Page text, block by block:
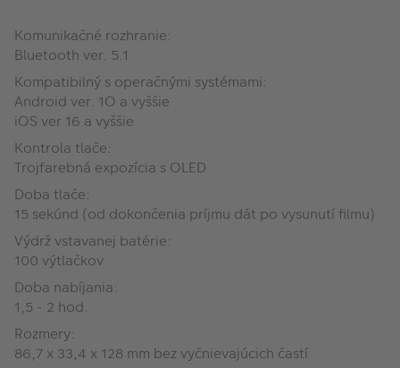
Komunikačné rozhranie:
Bluetooth ver. 5.1
Kompatibilný s operačnými systémami:
Android ver. 1O a vyššie
iOS ver 16 a vyššie
Kontrola tlače:
Trojfarebná expozícia s OLED
Doba tlače:
15 sekúnd (od dokončenia príjmu dát po vysunutí filmu)
Výdrž vstavanej batérie:
100 výtlačkov
Doba nabíjania:
1,5 - 2 hod.
Rozmery:
86,7 x 33,4 x 128 mm bez vyčnievajúcich častí